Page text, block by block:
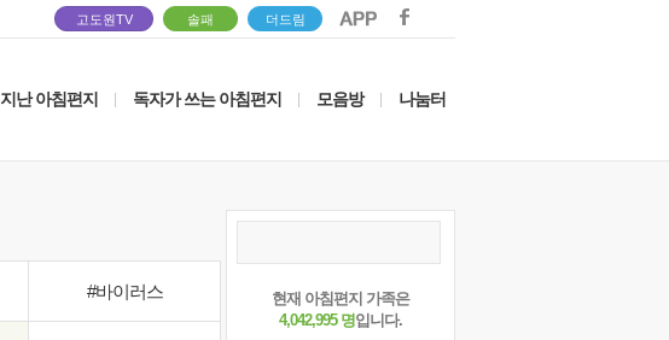
고도원TV 솔패 더드림
지난 아침편지 독자가 쓰는 아침편지 모음방 나눔터
#바이러스
현재 아침편지 가족은
4,042,995 명입니다.